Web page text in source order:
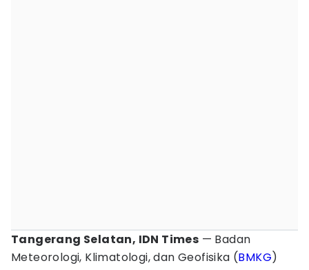
Tangerang Selatan, IDN Times — Badan
Meteorologi, Klimatologi, dan Geofisika (BMKG)